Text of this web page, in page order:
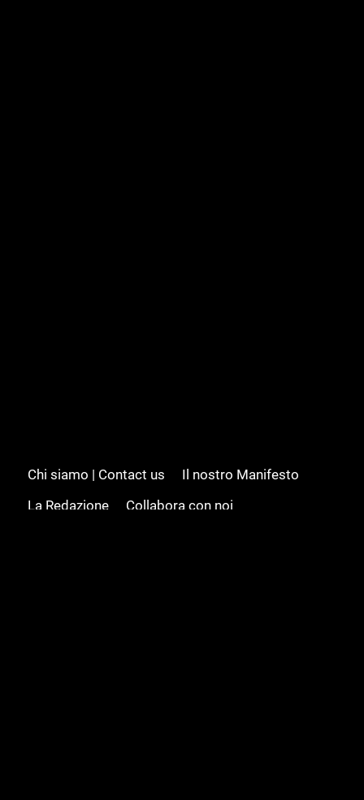
Chi siamo | Contact us
Il nostro Manifesto
La Redazione
Collabora con noi